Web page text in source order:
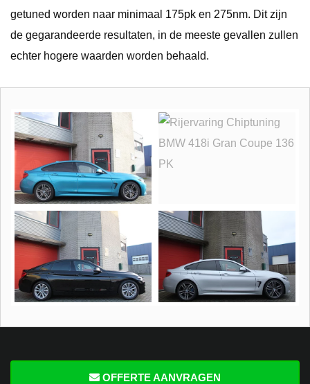
getuned worden naar minimaal 175pk en 275nm. Dit zijn
de gegarandeerde resultaten, in de meeste gevallen zullen
echter hogere waarden worden behaald.
OFFERTE AANVRAGEN